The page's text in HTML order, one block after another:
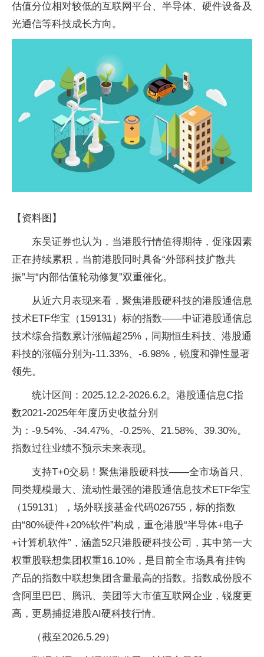
估值分位相对较低的互联网平台、半导体、硬件设备及
光通信等科技成长方向。
【资料图】
东吴证券也认为，当港股行情值得期待，促涨因素
正在持续累积，当前港股同时具备“外部科技扩散共
振”与“内部估值轮动修复”双重催化。
从近六月表现来看，聚焦港股硬科技的港股通信息
技术ETF华宝（159131）标的指数——中证港股通信息
技术综合指数累计涨幅超25%，同期恒生科技、港股通
科技的涨幅分别为-11.33%、-6.98%，锐度和弹性显著
领先。
统计区间：2025.12.2-2026.6.2。港股通信息C指
数2021-2025年年度历史收益分别
为：-9.54%、-34.47%、-0.25%、21.58%、39.30%。
指数过往业绩不预示未来表现。
支持T+0交易！聚焦港股硬科技——全市场首只、
同类规模最大、流动性最强的港股通信息技术ETF华宝
（159131），场外联接基金代码026755，标的指数
由“80%硬件+20%软件”构成，重仓港股“半导体+电子
+计算机软件”，涵盖52只港股硬科技公司，其中第一大
权重股联想集团权重16.10%，是目前全市场具有挂钩
产品的指数中联想集团含量最高的指数。指数成份股不
含阿里巴巴、腾讯、美团等大市值互联网企业，锐度更
高，更易捕捉港股AI硬科技行情。
（截至2026.5.29）